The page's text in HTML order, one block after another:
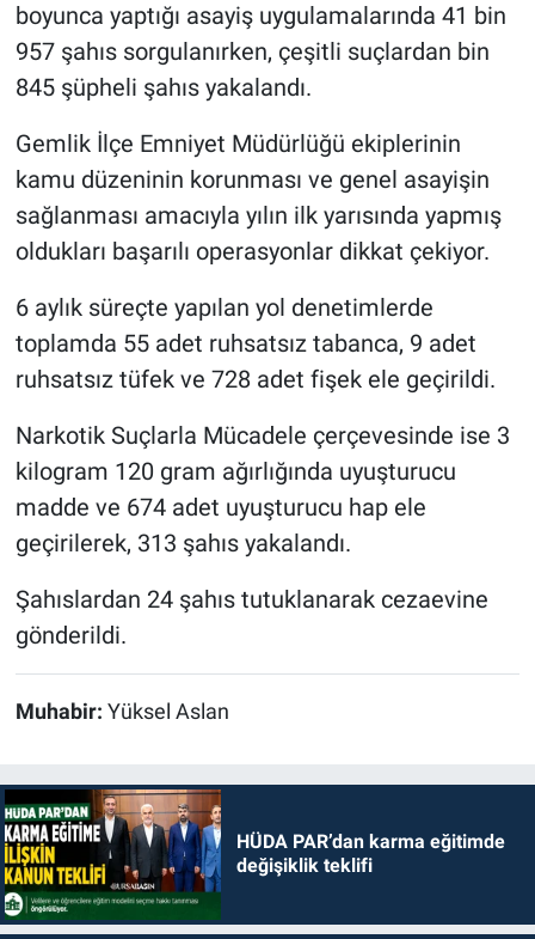
boyunca yaptığı asayiş uygulamalarında 41 bin
957 şahıs sorgulanırken, çeşitli suçlardan bin
845 şüpheli şahıs yakalandı.
Gemlik İlçe Emniyet Müdürlüğü ekiplerinin
kamu düzeninin korunması ve genel asayişin
sağlanması amacıyla yılın ilk yarısında yapmış
oldukları başarılı operasyonlar dikkat çekiyor.
6 aylık süreçte yapılan yol denetimlerde
toplamda 55 adet ruhsatsız tabanca, 9 adet
ruhsatsız tüfek ve 728 adet fişek ele geçirildi.
Narkotik Suçlarla Mücadele çerçevesinde ise 3
kilogram 120 gram ağırlığında uyuşturucu
madde ve 674 adet uyuşturucu hap ele
geçirilerek, 313 şahıs yakalandı.
Şahıslardan 24 şahıs tutuklanarak cezaevine
gönderildi.
Muhabir: Yüksel Aslan
HÜDA PAR’dan karma eğitimde
değişiklik teklifi